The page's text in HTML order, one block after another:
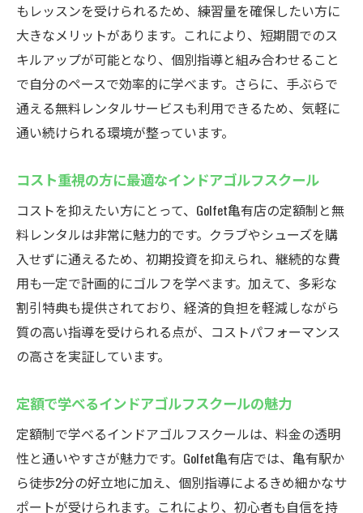
もレッスンを受けられるため、練習量を確保したい方に
大きなメリットがあります。これにより、短期間でのス
キルアップが可能となり、個別指導と組み合わせること
で自分のペースで効率的に学べます。さらに、手ぶらで
通える無料レンタルサービスも利用できるため、気軽に
通い続けられる環境が整っています。
コスト重視の方に最適なインドアゴルフスクール
コストを抑えたい方にとって、Golfet亀有店の定額制と無
料レンタルは非常に魅力的です。クラブやシューズを購
入せずに通えるため、初期投資を抑えられ、継続的な費
用も一定で計画的にゴルフを学べます。加えて、多彩な
割引特典も提供されており、経済的負担を軽減しながら
質の高い指導を受けられる点が、コストパフォーマンス
の高さを実証しています。
定額で学べるインドアゴルフスクールの魅力
定額制で学べるインドアゴルフスクールは、料金の透明
性と通いやすさが魅力です。Golfet亀有店では、亀有駅か
ら徒歩2分の好立地に加え、個別指導によるきめ細かなサ
ポートが受けられます。これにより、初心者も自信を持